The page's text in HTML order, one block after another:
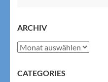
ARCHIV
Archiv
CATEGORIES